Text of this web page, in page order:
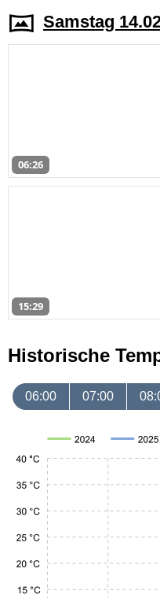
Samstag
06:26
15:29
Historische
06:00 07:00